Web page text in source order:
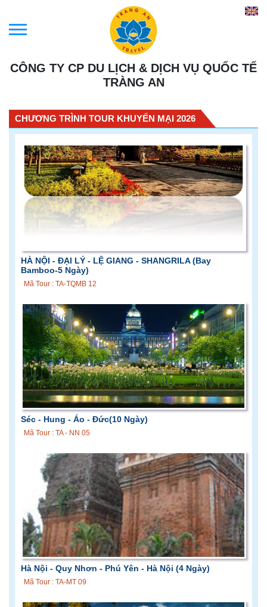
CÔNG TY CP DU LỊCH & DỊCH VỤ QUỐC TẾ
TRÀNG AN
CHƯƠNG TRÌNH TOUR KHUYẾN MẠI 2026
HÀ NỘI - ĐẠI LÝ - LỆ GIANG - SHANGRILA (Bay
Bamboo-5 Ngày)
Mã Tour : TA-TQMB 12
Séc - Hung - Áo - Đức(10 Ngày)
Mã Tour : TA - NN 05
Hà Nội - Quy Nhơn - Phú Yên - Hà Nội (4 Ngày)
Mã Tour : TA-MT 09